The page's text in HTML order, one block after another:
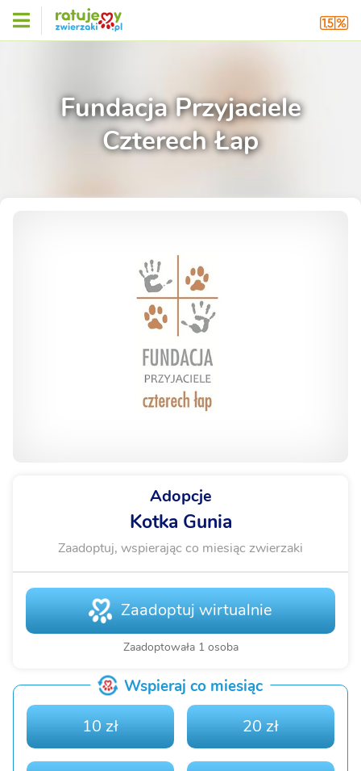
Fundacja Przyjaciele
Czterech Łap
Adopcje
Kotka Gunia
Zaadoptuj, wspierając co miesiąc zwierzaki
Zaadoptuj wirtualnie
Zaadoptowała 1 osoba
Wspieraj co miesiąc
10 zł 20 zł